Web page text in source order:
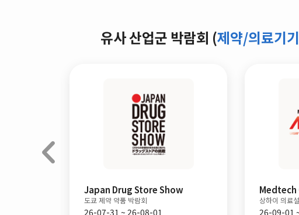
유사 산업군 박람회 (제약/의료기기
Japan Drug Store Show
도쿄 제약 약품 박람회
26-07-31 ~ 26-08-01
Medtech China
상하이 의료설비 및 설계기술전
26-09-01 ~ 26-09-03